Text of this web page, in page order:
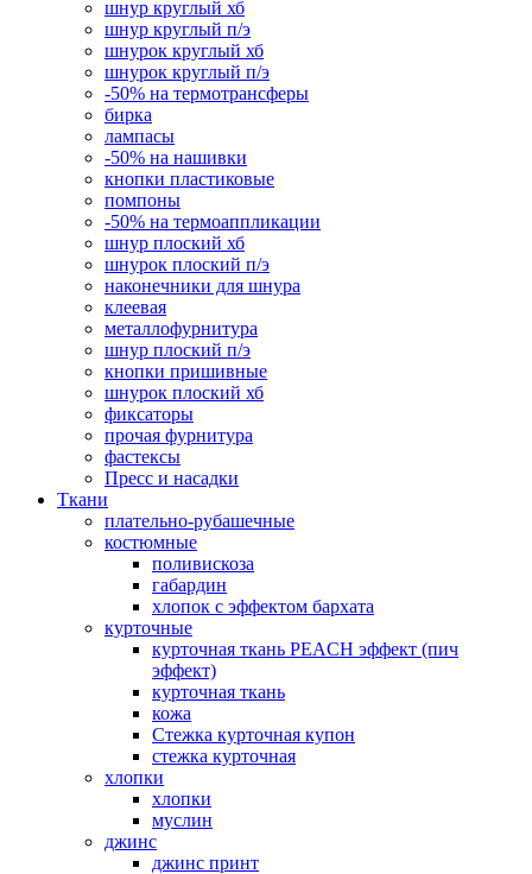
шнур круглый хб
шнур круглый п/э
шнурок круглый хб
шнурок круглый п/э
-50% на термотрансферы
бирка
лампасы
-50% на нашивки
кнопки пластиковые
помпоны
-50% на термоаппликации
шнур плоский хб
шнурок плоский п/э
наконечники для шнура
клеевая
металлофурнитура
шнур плоский п/э
кнопки пришивные
шнурок плоский хб
фиксаторы
прочая фурнитура
фастексы
Пресс и насадки
Ткани
плательно-рубашечные
костюмные
поливискоза
габардин
хлопок с эффектом бархата
курточные
курточная ткань PEACH эффект (пич
эффект)
курточная ткань
кожа
Стежка курточная купон
стежка курточная
хлопки
хлопки
муслин
джинс
джинс принт